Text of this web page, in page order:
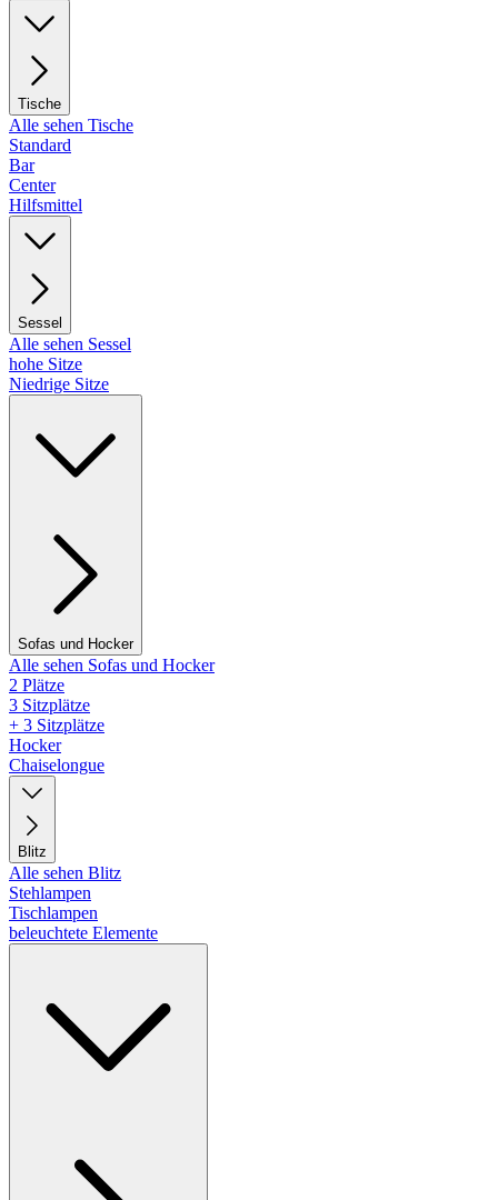
Tische
Alle sehen Tische
Standard
Bar
Center
Hilfsmittel
Sessel
Alle sehen Sessel
hohe Sitze
Niedrige Sitze
Sofas und Hocker
Alle sehen Sofas und Hocker
2 Plätze
3 Sitzplätze
+ 3 Sitzplätze
Hocker
Chaiselongue
Blitz
Alle sehen Blitz
Stehlampen
Tischlampen
beleuchtete Elemente